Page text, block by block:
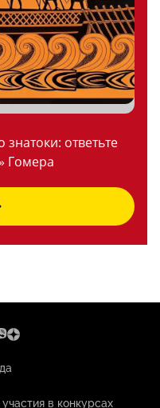
знатоки: ответьте
Гомера
в конкурсах